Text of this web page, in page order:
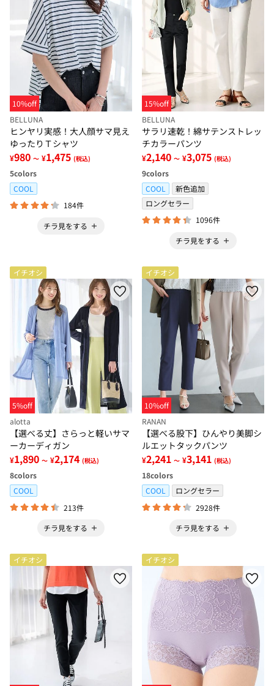
10%off
BELLUNA
ヒンヤリ実感！大人顔サマ見え
ゆったりＴシャツ
¥980 ～ ¥1,475 (税込)
5colors
COOL
184件
チラ見をする
15%off
BELLUNA
サラリ速乾！綿サテンストレッ
チカラーパンツ
¥2,140 ～ ¥3,075 (税込)
9colors
COOL
新色追加
ロングセラー
1096件
チラ見をする
イチオシ
5%off
alotta
【選べる丈】さらっと軽いサマ
ーカーディガン
¥1,890 ～ ¥2,174 (税込)
8colors
COOL
213件
チラ見をする
イチオシ
10%off
RANAN
【選べる股下】ひんやり美脚シ
ルエットタックパンツ
¥2,241 ～ ¥3,141 (税込)
18colors
COOL
ロングセラー
2928件
チラ見をする
イチオシ イチオシ